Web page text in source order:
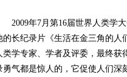
年7月第16届世界人类学大
的长纪录片《生活在金三角的人
类学专家、学者及评委，最终获
勇气都是惊人的，它促使人们深